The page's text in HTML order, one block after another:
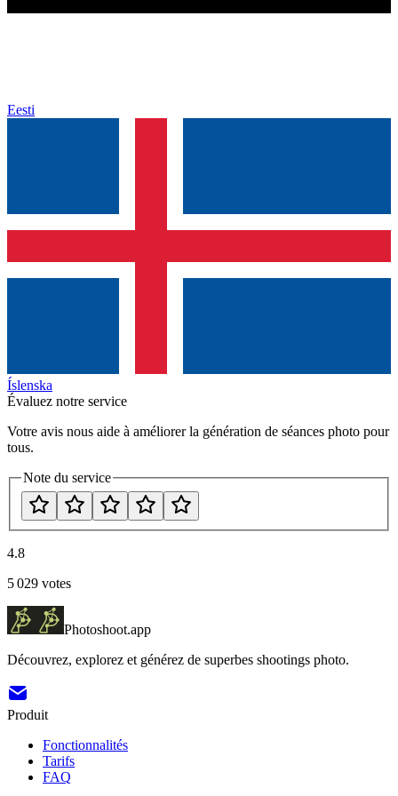
Eesti
Íslenska
Évaluez notre service
Votre avis nous aide à améliorer la génération de séances photo pour
tous.
Note du service
4.8
5 029 votes
Photoshoot.app
Découvrez, explorez et générez de superbes shootings photo.
Produit
Fonctionnalités
Tarifs
FAQ